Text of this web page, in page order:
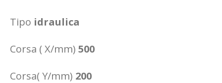
Tipo idraulica
Corsa ( X/mm) 500
Corsa( Y/mm) 200